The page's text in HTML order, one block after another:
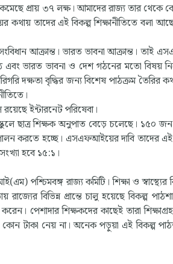
প্রায় ৩৭ লক্ষ। আমাদের রাজ্য তার থেকে
তাদের এই বিকল্প শিক্ষানীতিতে বলা
আক্রান্ত। ভারত ভাবনা আক্রান্ত। তাই
এবং ভারত ভাবনা ও দেশ গঠনের মতো বিষয়
দক্ষতা বৃদ্ধির জন্য বিশেষ পাঠক্রম তৈরির
ইন্টারনেট পরিষেবা।
ছাত্র শিক্ষক অনুপাত বেড়ে চলেছে। ১৫০
করতে হচ্ছে। এসএফআইয়ের দাবি তাদের এই
হবে ১৫:১।
পশ্চিমবঙ্গ রাজ্য কমিটি। শিক্ষা ও
বিভিন্ন প্রান্তে চালু হয়েছে বিকল্প
পেশাদার শিক্ষকদের কাছেই তারা
টাকা নেয় না। অনেক পড়ুয়া এই বিকল্প